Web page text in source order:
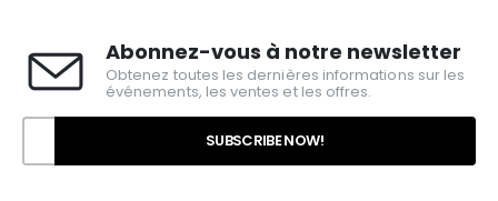
Abonnez-vous à notre newsletter
Obtenez toutes les dernières informations sur les
événements, les ventes et les offres.